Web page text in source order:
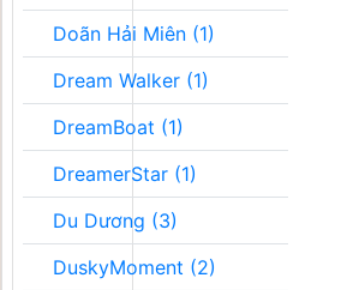
Doãn Hải Miên (1)
Dream Walker (1)
DreamBoat (1)
DreamerStar (1)
Du Dương (3)
DuskyMoment (2)